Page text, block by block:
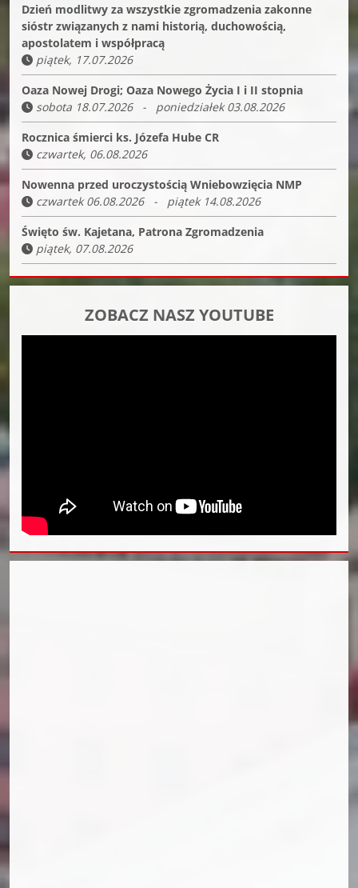
Dzień modlitwy za wszystkie zgromadzenia zakonne
sióstr związanych z nami historią, duchowością,
apostolatem i współpracą
piątek, 17.07.2026
Oaza Nowej Drogi; Oaza Nowego Życia I i II stopnia
sobota 18.07.2026 - poniedziałek 03.08.2026
Rocznica śmierci ks. Józefa Hube CR
czwartek, 06.08.2026
Nowenna przed uroczystością Wniebowzięcia NMP
czwartek 06.08.2026 - piątek 14.08.2026
Święto św. Kajetana, Patrona Zgromadzenia
piątek, 07.08.2026
ZOBACZ NASZ YOUTUBE